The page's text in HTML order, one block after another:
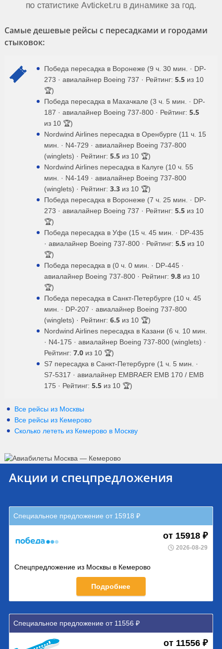
Самые дешевые рейсы с пересадками и городами
стыковок:
Победа пересадка в Воронеже (9 ч. 30 мин. · DP-
273 · авиалайнер Boeing 737 · Рейтинг: 5.5 из 10
🏆)
Победа пересадка в Махачкале (3 ч. 5 мин. · DP-
187 · авиалайнер Boeing 737-800 · Рейтинг: 5.5
из 10 🏆)
Nordwind Airlines пересадка в Оренбурге (11 ч. 15
мин. · N4-729 · авиалайнер Boeing 737-800
(winglets) · Рейтинг: 5.5 из 10 🏆)
Nordwind Airlines пересадка в Калуге (10 ч. 55
мин. · N4-149 · авиалайнер Boeing 737-800
(winglets) · Рейтинг: 3.3 из 10 🏆)
Победа пересадка в Воронеже (7 ч. 25 мин. · DP-
273 · авиалайнер Boeing 737 · Рейтинг: 5.5 из 10
🏆)
Победа пересадка в Уфе (15 ч. 45 мин. · DP-435
· авиалайнер Boeing 737-800 · Рейтинг: 5.5 из 10
🏆)
Победа пересадка в (0 ч. 0 мин. · DP-445 ·
авиалайнер Boeing 737-800 · Рейтинг: 9.8 из 10
🏆)
Победа пересадка в Санкт-Петербурге (10 ч. 45
мин. · DP-207 · авиалайнер Boeing 737-800
(winglets) · Рейтинг: 6.5 из 10 🏆)
Nordwind Airlines пересадка в Казани (6 ч. 10 мин.
· N4-175 · авиалайнер Boeing 737-800 (winglets) ·
Рейтинг: 7.0 из 10 🏆)
S7 пересадка в Санкт-Петербурге (1 ч. 5 мин. ·
S7-5317 · авиалайнер EMBRAER EMB 170 / EMB
175 · Рейтинг: 5.5 из 10 🏆)
Все рейсы из Москвы
Все рейсы из Кемерово
Сколько лететь из Кемерово в Москву
Акции и спецпредложения
Специальное предложение от 15918 ₽
от 15918 ₽
2026-08-29
Спецпредложение из Москвы в Кемерово
Подробнее
Специальное предложение от 11556 ₽
от 11556 ₽